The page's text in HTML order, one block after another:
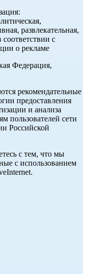
развлекательная,
соответствии с
о рекламе
Федерация,
рекомендательные
предоставления
и анализа
пользователей сети
Российской
с тем, что мы
с использованием